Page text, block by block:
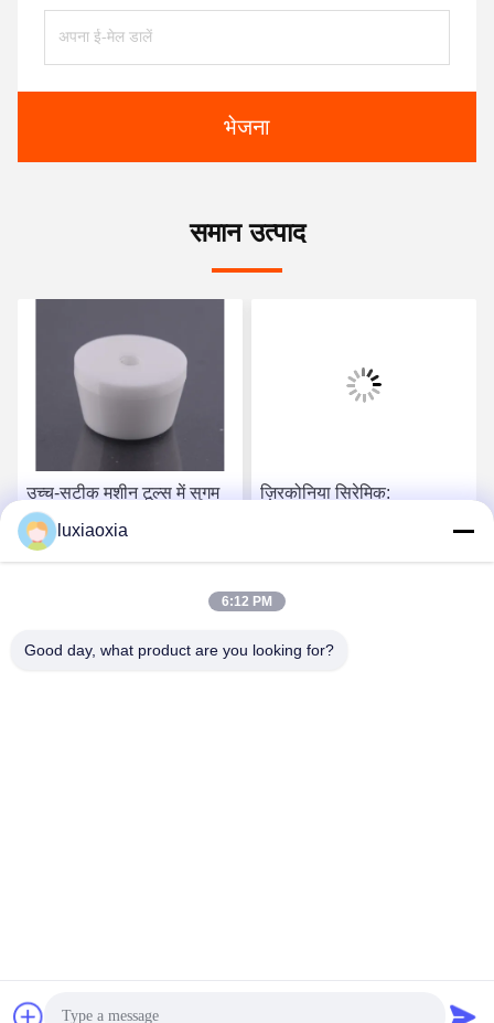
भेजना
समान उत्पाद
उच्च-सटीक मशीन टूल्स में सुगम
और सटीक गति के लिए परिशुद्धता
से मशीनीकृत ज़िरकोनिया
सबसे अच्छी कीमत पाएं
ज़िरकोनिया सिरेमिक:
चीन अच्छी गुणवत्ता एल्यूमिना सिरेमिक आपूर्तिकर्ता. कॉपीराइट © 2024-2026
luxiaoxia
6:12 PM
Good day, what product are you looking for?